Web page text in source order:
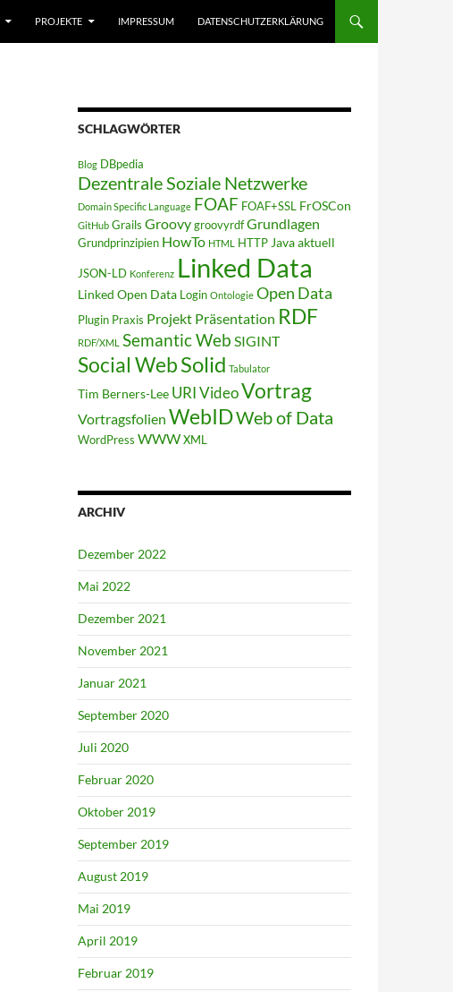
PROJEKTE IMPRESSUM DATENSCHUTZERKLÄRUNG
SCHLAGWÖRTER
Blog DBpedia
Dezentrale Soziale Netzwerke
Domain Specific Language FOAF FOAF+SSL FrOSCon
GitHub Grails GroovygroovyrdfGrundlagen
Grundprinzipien HowTo HTML HTTP Java aktuell
JSON-LD Konferenz Linked Data
Linked Open Data Login Ontologie Open Data
Plugin Praxis Projekt Präsentation RDF
RDF/XML Semantic Web SIGINT
Social WebSolid Tabulator
Tim Berners-Lee URIVideoVortrag
Vortragsfolien WebIDWeb of Data
WordPress WWWXML
ARCHIV
Dezember 2022
Mai 2022
Dezember 2021
November 2021
Januar 2021
September 2020
Juli 2020
Februar 2020
Oktober 2019
September 2019
August 2019
Mai 2019
April 2019
Februar 2019